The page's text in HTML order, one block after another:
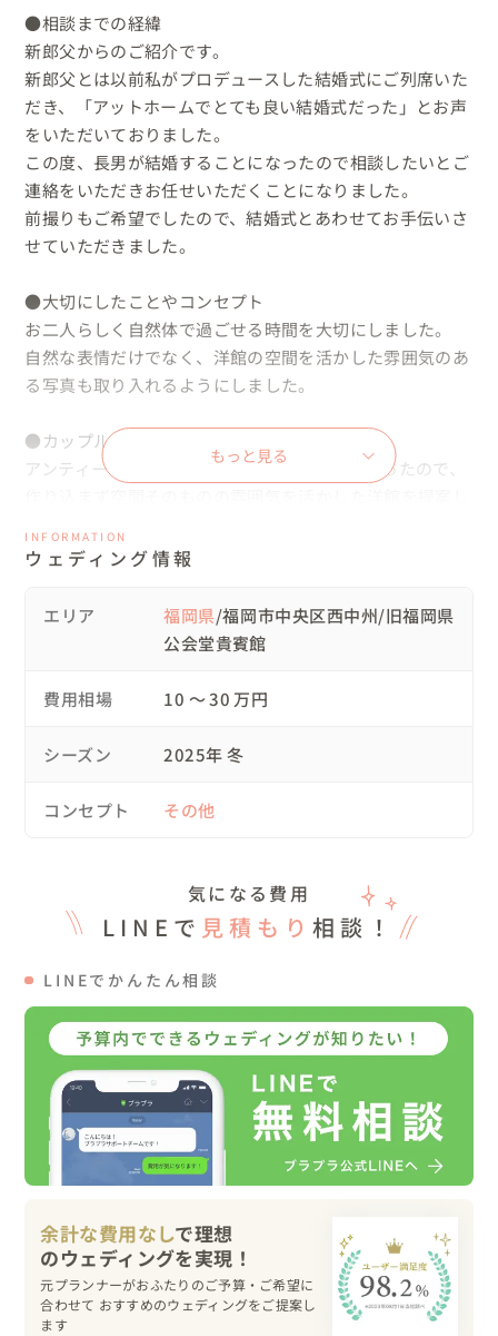
●相談までの経緯
新郎父からのご紹介です。
新郎父とは以前私がプロデュースした結婚式にご列席いた
だき、「アットホームでとても良い結婚式だった」とお声
をいただいておりました。
この度、長男が結婚することになったので相談したいとご
連絡をいただきお任せいただくことになりました。
前撮りもご希望でしたので、結婚式とあわせてお手伝いさ
せていただきました。
●大切にしたことやコンセプト
お二人らしく自然体で過ごせる時間を大切にしました。
自然な表情だけでなく、洋館の空間を活かした雰囲気のあ
る写真も取り入れるようにしました。
●カップルのリクエストと当日の様子
アンティークやクラシックな世界観がお好きだったので、
お二人ともリラックスした様子で、笑顔が絶えない和やか
13:00 お支度完了/移動
15:00 貴賓館にて撮影
すのでお二人は特別なご準備やお手続きは不要です。
安心して当日をお迎えください。
●お持ち込みされたもの（プランに含まれていないもの）
ニアをお持ち込み。
新郎衣装はご自身のヴィンテージのスーツ一式です。
カラードレス、アクセサリー一式
●こんな人におすすめ
古き良き時代の建造物や空間がお好みの方におすすめで
す。
当時の雰囲気を感じながら時間をかけて撮影できます。
屋内なので天候による延期もなくご安心いただけます。
もっと見る
INFORMATION
ウェディング情報
エリア 福岡県/福岡市中央区西中州/旧福岡県
公会堂貴賓館
費用相場 10 〜 30 万円
シーズン 2025年 冬
コンセプト その他
気になる費用
LINEで 見積もり 相談！
LINEでかんたん相談
余計な費用なしで理想
元プランナーがおふたりのご予算・ご希望に
合わせて おすすめのウェディングをご提案し
ます